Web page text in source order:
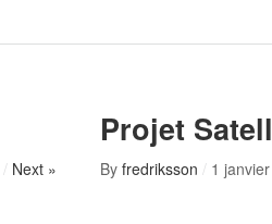
Projet
/ Next » By fredriksson / 1